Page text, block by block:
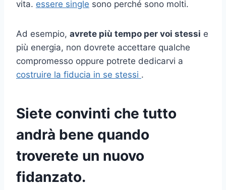
vita. essere single sono perché sono molti.
Ad esempio, avrete più tempo per voi stessi e
più energia, non dovrete accettare qualche
compromesso oppure potrete dedicarvi a
costruire la fiducia in se stessi .
Siete convinti che tutto
andrà bene quando
troverete un nuovo
fidanzato.